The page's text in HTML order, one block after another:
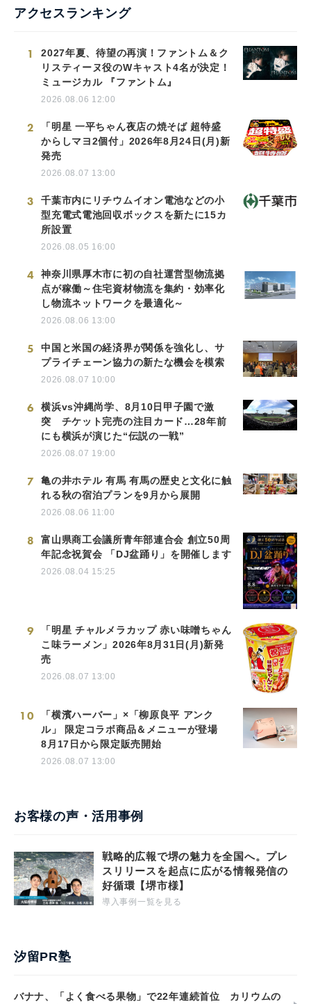
アクセスランキング
1
2027年夏、待望の再演！ファントム＆ク
リスティーヌ役のWキャスト4名が決定！
ミュージカル 『ファントム』
2026.08.06 12:00
2
「明星 一平ちゃん夜店の焼そば 超特盛
からしマヨ2個付」2026年8月24日(月)新
発売
2026.08.07 13:00
3
千葉市内にリチウムイオン電池などの小
型充電式電池回収ボックスを新たに15カ
所設置
2026.08.05 16:00
4
神奈川県厚木市に初の自社運営型物流拠
点が稼働～住宅資材物流を集約・効率化
し物流ネットワークを最適化～
2026.08.06 13:00
5
中国と米国の経済界が関係を強化し、サ
プライチェーン協力の新たな機会を模索
2026.08.07 10:00
6
横浜vs沖縄尚学、8月10日甲子園で激
突 チケット完売の注目カード…28年前
にも横浜が演じた“伝説の一戦”
2026.08.07 19:00
7
亀の井ホテル 有馬 有馬の歴史と文化に触
れる秋の宿泊プランを9月から展開
2026.08.06 11:00
8
富山県商工会議所青年部連合会 創立50周
年記念祝賀会 「DJ盆踊り」を開催します
2026.08.04 15:25
9
「明星 チャルメラカップ 赤い味噌ちゃん
こ味ラーメン」2026年8月31日(月)新発
売
2026.08.07 13:00
10
「横濱ハーバー」×「柳原良平 アンク
ル」 限定コラボ商品＆メニューが登場
8月17日から限定販売開始
2026.08.07 13:00
お客様の声・活用事例
戦略的広報で堺の魅力を全国へ。プレ
スリリースを起点に広がる情報発信の
好循環【堺市様】
導入事例一覧を見る
汐留PR塾
バナナ、「よく食べる果物」で22年連続首位 カリウムの